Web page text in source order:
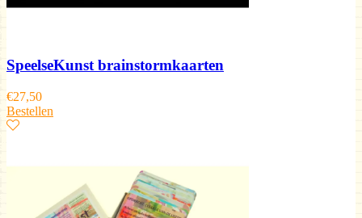
SpeelseKunst brainstormkaarten
€27,50
Bestellen